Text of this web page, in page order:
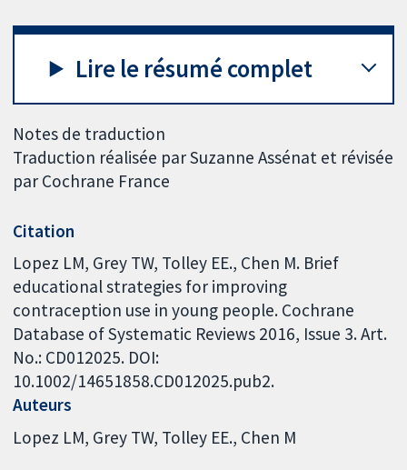
Lire le résumé complet
Notes de traduction
Traduction réalisée par Suzanne Assénat et révisée
par Cochrane France
Citation
Lopez LM, Grey TW, Tolley EE., Chen M. Brief
educational strategies for improving
contraception use in young people. Cochrane
Database of Systematic Reviews 2016, Issue 3. Art.
No.: CD012025. DOI:
10.1002/14651858.CD012025.pub2.
Auteurs
Lopez LM Grey TW Tolley EE. Chen M